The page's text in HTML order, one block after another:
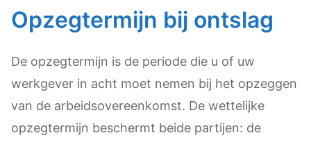
Opzegtermijn bij ontslag
De opzegtermijn is de periode die u of uw
werkgever in acht moet nemen bij het opzeggen
van de arbeidsovereenkomst. De wettelijke
opzegtermijn beschermt beide partijen: de